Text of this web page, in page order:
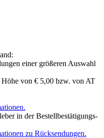
einer größeren Auswahl
von € 5,00 bzw. von AT
in der Bestellbestätigungs-
zu Rücksendungen.